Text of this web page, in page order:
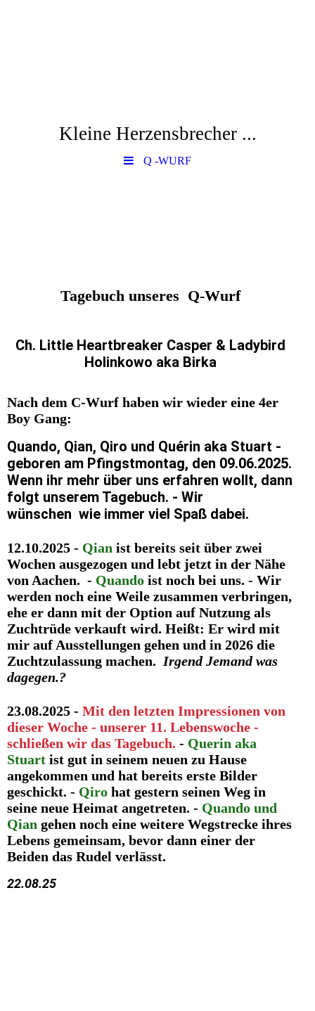
Kleine Herzensbrecher ...
Q -WURF
Tagebuch unseres Q-Wurf
Ch. Little Heartbreaker Casper & Ladybird
Holinkowo aka Birka
Nach dem C-Wurf haben wir wieder eine 4er
Boy Gang:
Quando, Qian, Qiro und Quérin aka Stuart -
geboren am Pfingstmontag, den 09.06.2025.
Wenn ihr mehr über uns erfahren wollt, dann
folgt unserem Tagebuch. - Wir
wünschen wie immer viel Spaß dabei.
12.10.2025 - Qian ist bereits seit über zwei
Wochen ausgezogen und lebt jetzt in der Nähe
von Aachen. - Quando ist noch bei uns. - Wir
werden noch eine Weile zusammen verbringen,
ehe er dann mit der Option auf Nutzung als
Zuchtrüde verkauft wird. Heißt: Er wird mit
mir auf Ausstellungen gehen und in 2026 die
Zuchtzulassung machen. Irgend Jemand was
dagegen.?
23.08.2025 - Mit den letzten Impressionen von
dieser Woche - unserer 11. Lebenswoche -
schließen wir das Tagebuch. - Querin aka
Stuart ist gut in seinem neuen zu Hause
angekommen und hat bereits erste Bilder
geschickt. - Qiro hat gestern seinen Weg in
seine neue Heimat angetreten. - Quando und
Qian gehen noch eine weitere Wegstrecke ihres
Lebens gemeinsam, bevor dann einer der
Beiden das Rudel verlässt.
22.08.25